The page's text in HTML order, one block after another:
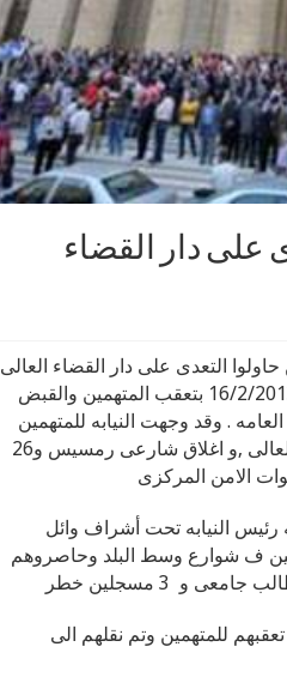
على دار القضاء
التعدى على دار القضاء العالى
, حيث قام بعضا من الباعه الجائلين امس السبت الموافق 16/2/2013 بتعقب المتهمين والقبض
. وقد وجهت النيابه للمتهمين
الاربعه اتهاما بالتعدى بالطوب والحجاره على مينى القضاء العالى ,و اغلاق شارعى رمسيس و26
الامن المركزى
رئيس النيابه تحت أشراف وائل
ف شوارع وسط البلد وحاصروهم
3 مسجلين خطر
للمتهمين وتم نقلهم الى